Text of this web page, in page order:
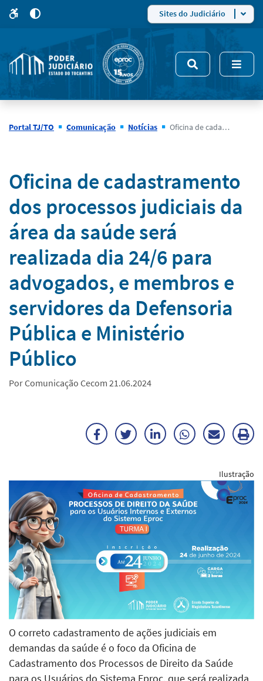
site
5
modo
de
alto
Sites do Judiciário
Portal TJ/TO Comunicação Notícias Oficina de cadastramento dos processos judiciais da área da saúde será realizada dia 24/6 para advogados, e membros e servidores da Defensoria Pública e Ministério Público
Notícias
Oficina de cadastramento
dos processos judiciais da
área da saúde será
realizada dia 24/6 para
advogados, e membros e
servidores da Defensoria
Pública e Ministério
Público
Por Comunicação Cecom 21.06.2024
FacebookTwitterLinkedInWhatsApp
Enviar
E-
mail
Ilustração
O correto cadastramento de ações judiciais em
demandas da saúde é o foco da Oficina de
Cadastramento dos Processos de Direito da Saúde
para os Usuários do Sistema Eproc, que será realizada